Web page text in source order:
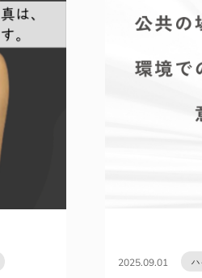
2025.09.01